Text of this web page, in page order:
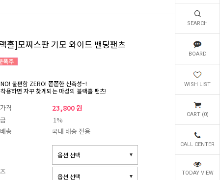
SEARCH
BOARD
WISH LIST
CART (0)
CALL CENTER
TODAY VIEW
홀]모찌스판 기모 와이드 밴딩팬츠
불편함 ZERO! 쫀쫀한 신축성~!
용하면 자꾸 찾게되는 마성의 블랙홀 팬츠!
격 23,800 원
1%
송
국내 배송 전용